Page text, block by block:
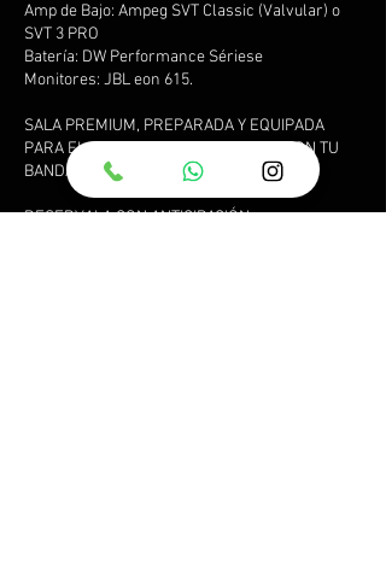
Amp de Bajo: Ampeg SVT Classic (Valvular) o
SVT 3 PRO
Batería: DW Performance Sériese
Monitores: JBL eon 615.
SALA PREMIUM, PREPARADA Y EQUIPADA
PARA EL MEJOR ENSAYO SOLISTA O CON TU
BANDA.
RESERVALA CON ANTICIPACIÓN.